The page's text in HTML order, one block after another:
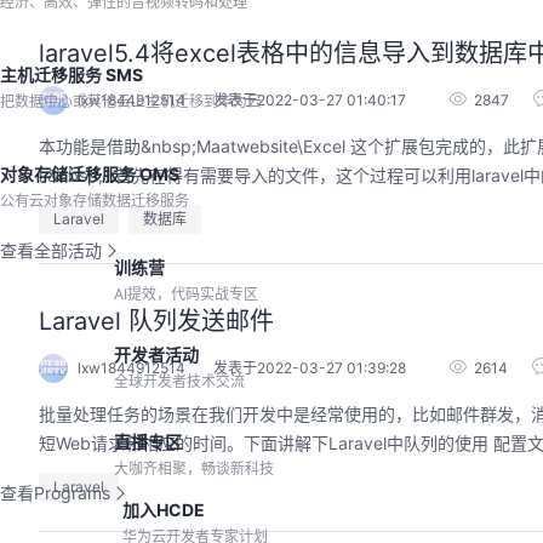
主机迁移服务 SMS
把数据中心或其他云上主机迁移到华为云
对象存储迁移服务 OMS
公有云对象存储数据迁移服务
查看全部活动
训练营
AI提效，代码实战专区
开发者活动
全球开发者技术交流
直播专区
大咖齐相聚，畅谈新科技
查看Programs
加入HCDE
华为云开发者专家计划
laravel5.4将excel表格中的信息导入到数据库
lxw1844912514 发表于2022-03-27 01:40:17 2847
本功能是借助&nbsp;Maatwebsite\Excel 这个扩展包完成的，此
Laravel 数据库
Laravel 队列发送邮件
lxw1844912514 发表于2022-03-27 01:39:28 2614
批量处理任务的场景在我们开发中是经常使用的，比如邮件群发
Laravel